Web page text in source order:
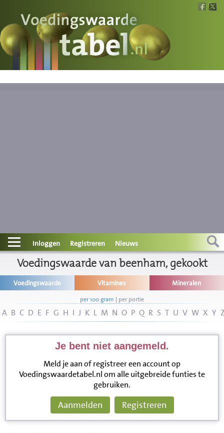
Voedingswaarde
Wat is wat?
Contact
Informatie
Disclaimer
Inloggen Registreren Nieuws
Voedingswaarde van beenham, gekookt
Voedingswaarde Vitamines Mineralen
per 100 gram | per portie
A B C D E F G H I J K L M N O P Q R S T U V W X Y
Je bent niet aangemeld.
Meld je aan of registreer een account op
Voedingswaardetabel.nl om alle uitgebreide funties te
gebruiken.
Aanmelden Registreren